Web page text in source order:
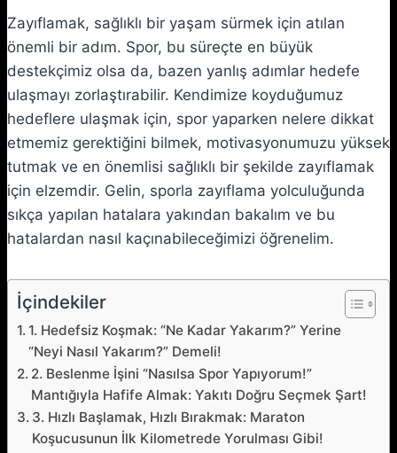
Zayıflamak, sağlıklı bir yaşam sürmek için atılan
önemli bir adım. Spor, bu süreçte en büyük
destekçimiz olsa da, bazen yanlış adımlar hedefe
ulaşmayı zorlaştırabilir. Kendimize koyduğumuz
hedeflere ulaşmak için, spor yaparken nelere dikkat
etmemiz gerektiğini bilmek, motivasyonumuzu yüksek
tutmak ve en önemlisi sağlıklı bir şekilde zayıflamak
için elzemdir. Gelin, sporla zayıflama yolculuğunda
sıkça yapılan hatalara yakından bakalım ve bu
hatalardan nasıl kaçınabileceğimizi öğrenelim.
İçindekiler
1. Hedefsiz Koşmak: “Ne Kadar Yakarım?” Yerine
“Neyi Nasıl Yakarım?” Demeli!
2. Beslenme İşini “Nasılsa Spor Yapıyorum!”
Mantığıyla Hafife Almak: Yakıtı Doğru Seçmek Şart!
3. Hızlı Başlamak, Hızlı Bırakmak: Maraton
Koşucusunun İlk Kilometrede Yorulması Gibi!